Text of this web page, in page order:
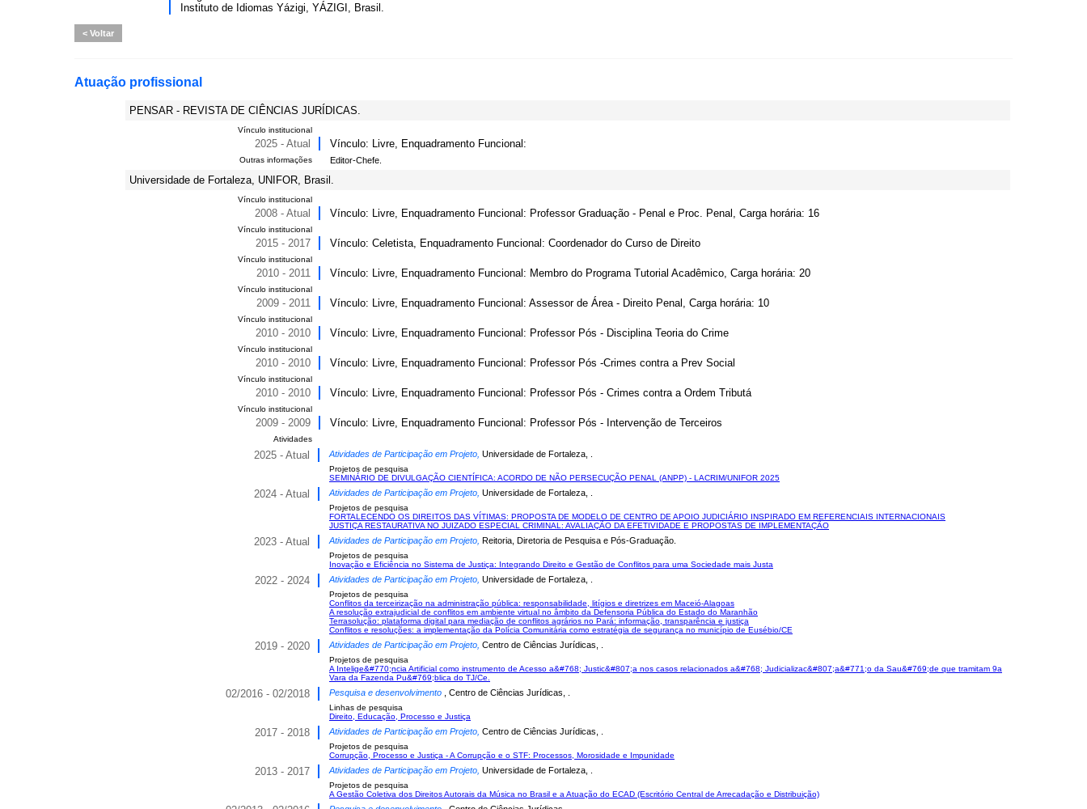
Instituto de Idiomas Yázigi, YÁZIGI, Brasil.
Voltar
Atuação profissional
PENSAR - REVISTA DE CIÊNCIAS JURÍDICAS.
Vínculo institucional
2025 - Atual Vínculo: Livre, Enquadramento Funcional:
Outras informações Editor-Chefe.
Universidade de Fortaleza, UNIFOR, Brasil.
Vínculo institucional
2008 - Atual Vínculo: Livre, Enquadramento Funcional: Professor Graduação - Penal e Proc. Penal, Carga horária: 16
Vínculo institucional
2015 - 2017 Vínculo: Celetista, Enquadramento Funcional: Coordenador do Curso de Direito
Vínculo institucional
2010 - 2011 Vínculo: Livre, Enquadramento Funcional: Membro do Programa Tutorial Acadêmico, Carga horária: 20
Vínculo institucional
2009 - 2011 Vínculo: Livre, Enquadramento Funcional: Assessor de Área - Direito Penal, Carga horária: 10
Vínculo institucional
2010 - 2010 Vínculo: Livre, Enquadramento Funcional: Professor Pós - Disciplina Teoria do Crime
Vínculo institucional
2010 - 2010 Vínculo: Livre, Enquadramento Funcional: Professor Pós -Crimes contra a Prev Social
Vínculo institucional
2010 - 2010 Vínculo: Livre, Enquadramento Funcional: Professor Pós - Crimes contra a Ordem Tributá
Vínculo institucional
2009 - 2009 Vínculo: Livre, Enquadramento Funcional: Professor Pós - Intervenção de Terceiros
Atividades
2025 - Atual Atividades de Participação em Projeto, Universidade de Fortaleza, .
Projetos de pesquisa
SEMINÁRIO DE DIVULGAÇÃO CIENTÍFICA: ACORDO DE NÃO PERSECUÇÃO PENAL (ANPP) - LACRIM/UNIFOR 2025
2024 - Atual Atividades de Participação em Projeto, Universidade de Fortaleza, .
Projetos de pesquisa
FORTALECENDO OS DIREITOS DAS VÍTIMAS: PROPOSTA DE MODELO DE CENTRO DE APOIO JUDICIÁRIO INSPIRADO EM REFERENCIAIS INTERNACIONAIS
JUSTIÇA RESTAURATIVA NO JUIZADO ESPECIAL CRIMINAL: AVALIAÇÃO DA EFETIVIDADE E PROPOSTAS DE IMPLEMENTAÇÃO
2023 - Atual Atividades de Participação em Projeto, Reitoria, Diretoria de Pesquisa e Pós-Graduação.
Projetos de pesquisa
Inovação e Eficiência no Sistema de Justiça: Integrando Direito e Gestão de Conflitos para uma Sociedade mais Justa
2022 - 2024 Atividades de Participação em Projeto, Universidade de Fortaleza, .
Projetos de pesquisa
Conflitos da terceirização na administração pública: responsabilidade, litígios e diretrizes em Maceió-Alagoas
A resolução extrajudicial de conflitos em ambiente virtual no âmbito da Defensoria Pública do Estado do Maranhão
Terrasolução: plataforma digital para mediação de conflitos agrários no Pará: informação, transparência e justiça
Conflitos e resoluções: a implementação da Polícia Comunitária como estratégia de segurança no município de Eusébio/CE
2019 - 2020 Atividades de Participação em Projeto, Centro de Ciências Jurídicas, .
Projetos de pesquisa
A Intelige&#770;ncia Artificial como instrumento de Acesso a&#768; Justic&#807;a nos casos relacionados a&#768; Judicializac&#807;a&#771;o da Sau&#769;de que tramitam 9a
Vara da Fazenda Pu&#769;blica do TJ/Ce.
02/2016 - 02/2018 Pesquisa e desenvolvimento , Centro de Ciências Jurídicas, .
Linhas de pesquisa
Direito, Educação, Processo e Justiça
2017 - 2018 Atividades de Participação em Projeto, Centro de Ciências Jurídicas, .
Projetos de pesquisa
Corrupção, Processo e Justiça - A Corrupção e o STF: Processos, Morosidade e Impunidade
2013 - 2017 Atividades de Participação em Projeto, Universidade de Fortaleza, .
Projetos de pesquisa
A Gestão Coletiva dos Direitos Autorais da Música no Brasil e a Atuação do ECAD (Escritório Central de Arrecadação e Distribuição)